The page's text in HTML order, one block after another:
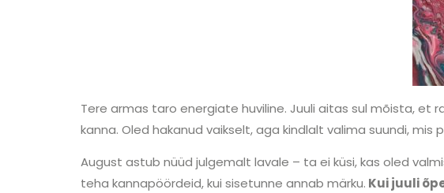
Tere armas taro energiate huviline. Juuli aitas sul mõista, et
kanna. Oled hakanud vaikselt, aga kindlalt valima suundi,
August astub nüüd julgemalt lavale – ta ei küsi, kas oled
teha kannapöördeid, kui sisetunne annab märku. Kui juuli